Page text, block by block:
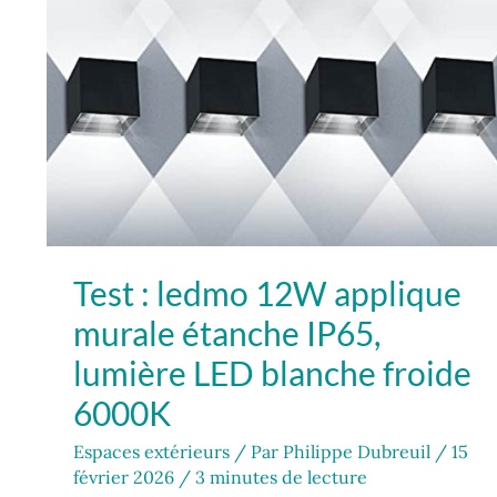
Test : ledmo 12W applique
murale étanche IP65,
lumière LED blanche froide
6000K
Espaces extérieurs / Par Philippe Dubreuil / 15
février 2026 / 3 minutes de lecture
blanche
froide
6000K